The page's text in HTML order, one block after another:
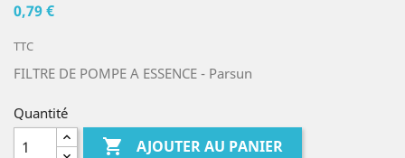
0,79 €
TTC
FILTRE DE POMPE A ESSENCE - Parsun
Quantité
 AJOUTER AU PANIER